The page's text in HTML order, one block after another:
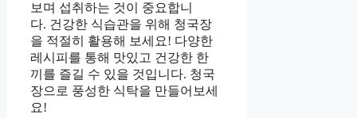
보며 섭취하는 것이 중요합니
다. 건강한 식습관을 위해 청국장
을 적절히 활용해 보세요! 다양한
레시피를 통해 맛있고 건강한 한
끼를 즐길 수 있을 것입니다. 청국
장으로 풍성한 식탁을 만들어보세
요!